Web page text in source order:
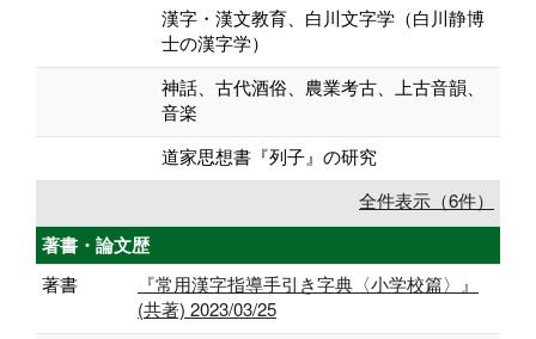
漢字・漢文教育、白川文字学（白川静博
士の漢字学）
神話、古代酒俗、農業考古、上古音韻、
音楽
道家思想書『列子』の研究
全件表示（6件）
著書・論文歴
著書
『常用漢字指導手引き字典〈小学校篇〉』
(共著) 2023/03/25